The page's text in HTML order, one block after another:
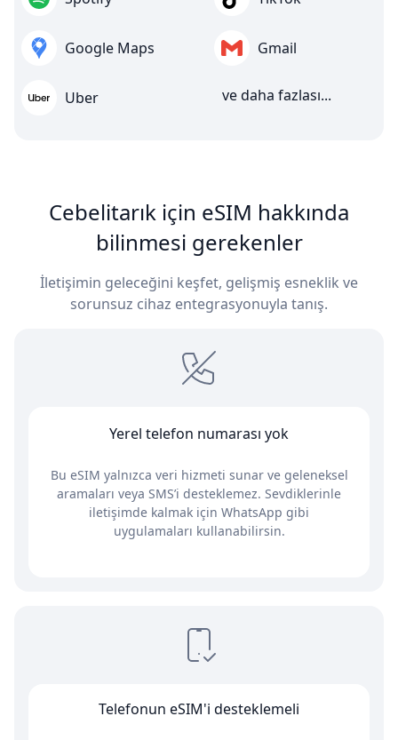
Google Maps Gmail
Uber ve daha fazlası...
Cebelitarık için eSIM hakkında
bilinmesi gerekenler
İletişimin geleceğini keşfet, gelişmiş esneklik ve
sorunsuz cihaz entegrasyonuyla tanış.
Yerel telefon numarası yok
Bu eSIM yalnızca veri hizmeti sunar ve geleneksel
aramaları veya SMS’i desteklemez. Sevdiklerinle
iletişimde kalmak için WhatsApp gibi
uygulamaları kullanabilirsin.
Telefonun eSIM'i desteklemeli